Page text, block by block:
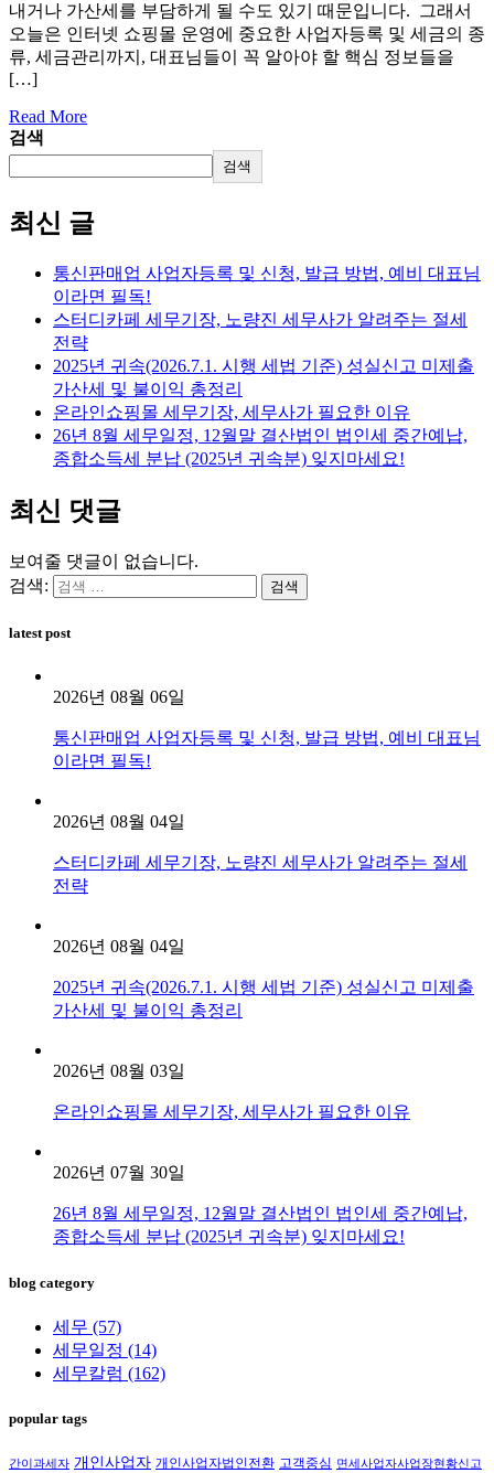
내거나 가산세를 부담하게 될 수도 있기 때문입니다. ​ 그래서
오늘은 인터넷 쇼핑몰 운영에 중요한 사업자등록 및 세금의 종
류, 세금관리까지, 대표님들이 꼭 알아야 할 핵심 정보들을
[…]
Read More
검색
검색
최신 글
통신판매업 사업자등록 및 신청, 발급 방법, 예비 대표님
이라면 필독!
스터디카페 세무기장, 노량진 세무사가 알려주는 절세
전략
2025년 귀속(2026.7.1. 시행 세법 기준) 성실신고 미제출
가산세 및 불이익 총정리
온라인쇼핑몰 세무기장, 세무사가 필요한 이유
26년 8월 세무일정, 12월말 결산법인 법인세 중간예납,
종합소득세 분납 (2025년 귀속분) 잊지마세요!
최신 댓글
보여줄 댓글이 없습니다.
검색:
latest post
2026년 08월 06일
통신판매업 사업자등록 및 신청, 발급 방법, 예비 대표님
이라면 필독!
2026년 08월 04일
스터디카페 세무기장, 노량진 세무사가 알려주는 절세
전략
2026년 08월 04일
2025년 귀속(2026.7.1. 시행 세법 기준) 성실신고 미제출
가산세 및 불이익 총정리
2026년 08월 03일
온라인쇼핑몰 세무기장, 세무사가 필요한 이유
2026년 07월 30일
26년 8월 세무일정, 12월말 결산법인 법인세 중간예납,
종합소득세 분납 (2025년 귀속분) 잊지마세요!
blog category
세무 (57)
세무일정 (14)
세무칼럼 (162)
popular tags
간이과세자 개인사업자 개인사업자법인전환 고객중심
면세사업자사업장현황신고